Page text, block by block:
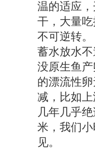
温的适应
干，大量
不可逆转。
蓄水放水
没原生鱼
的漂流性
减，比如
几年几乎
米，我们
见。